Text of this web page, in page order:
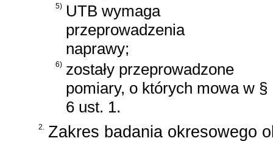
5) UTB wymaga
przeprowadzenia
naprawy;
6) zostały przeprowadzone
pomiary, o których mowa w §
6 ust. 1.
2. Zakres badania okresowego